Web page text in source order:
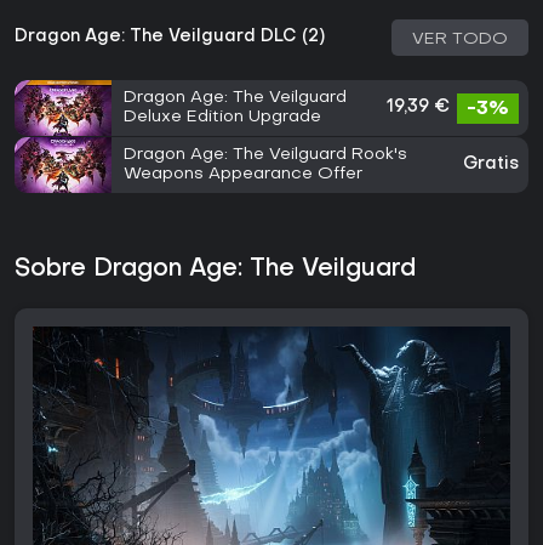
Dragon Age: The Veilguard DLC (2) VER TODO
Dragon Age: The Veilguard
Deluxe Edition Upgrade
19,39 € -3%
Dragon Age: The Veilguard Rook's
Weapons Appearance Offer
Gratis
Sobre Dragon Age: The Veilguard